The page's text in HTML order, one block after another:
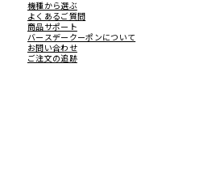
機種から選ぶ
よくあるご質問
商品サポート
バースデークーポンについて
お問い合わせ
ご注文の追跡